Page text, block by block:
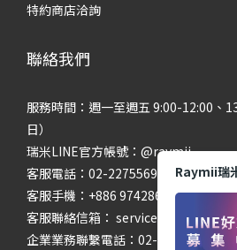
特約商店洽詢
聯絡我們
服務時間：週一至週五 9:00-12:00、
日）
瑞米LINE官方帳號：@raymii
客服電話：02-22755699 #201 #202
客服手機：+886 974286654
客服聯絡信箱： service@raymii.com
企業業務聯繫電話：02-22755699
Raymii瑞